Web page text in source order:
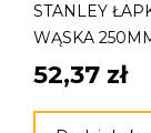
STANLEY
WĄSKA
52,37 zł